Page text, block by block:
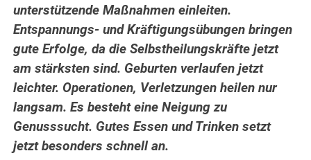
unterstützende Maßnahmen einleiten.
Entspannungs- und Kräftigungsübungen bringen
gute Erfolge, da die Selbstheilungskräfte jetzt
am stärksten sind. Geburten verlaufen jetzt
leichter. Operationen, Verletzungen heilen nur
langsam. Es besteht eine Neigung zu
Genusssucht. Gutes Essen und Trinken setzt
jetzt besonders schnell an.